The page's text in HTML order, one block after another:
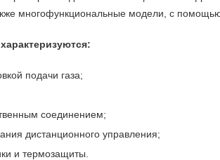
многофункциональные модели, с
подачи газа;
соединением;
дистанционного управления;
и термозащиты.